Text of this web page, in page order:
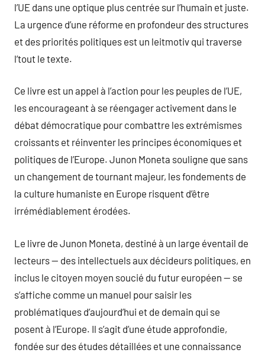
l’UE dans une optique plus centrée sur l’humain et juste.
La urgence d’une réforme en profondeur des structures
et des priorités politiques est un leitmotiv qui traverse
l’tout le texte.
Ce livre est un appel à l’action pour les peuples de l’UE,
les encourageant à se réengager activement dans le
débat démocratique pour combattre les extrémismes
croissants et réinventer les principes économiques et
politiques de l’Europe. Junon Moneta souligne que sans
un changement de tournant majeur, les fondements de
la culture humaniste en Europe risquent d’être
irrémédiablement érodées.
Le livre de Junon Moneta, destiné à un large éventail de
lecteurs — des intellectuels aux décideurs politiques, en
inclus le citoyen moyen soucié du futur européen — se
s’affiche comme un manuel pour saisir les
problématiques d’aujourd’hui et de demain qui se
posent à l’Europe. Il s’agit d’une étude approfondie,
fondée sur des études détaillées et une connaissance